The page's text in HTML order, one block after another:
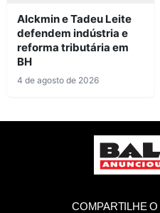
Alckmin e Tadeu Leite
defendem indústria e
reforma tributária em
BH
4 de agosto de 2026
COMPARTILHE